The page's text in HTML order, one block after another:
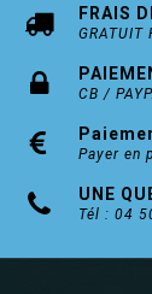
FRAIS
GRATUIT
CB /
Payer en
UNE
Tél : 04